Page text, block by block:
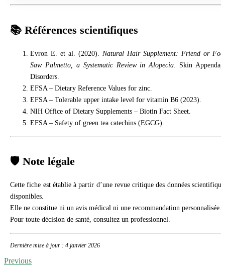
📚 Références scientifiques
Evron E. et al. (2020). Natural Hair Supplement: Friend or
Saw Palmetto, a Systematic Review in Alopecia . Skin
Disorders.
EFSA – Dietary Reference Values for zinc.
EFSA – Tolerable upper intake level for vitamin B6 (2023).
NIH Office of Dietary Supplements – Biotin Fact Sheet.
EFSA – Safety of green tea catechins (EGCG).
🛡️ Note légale
Cette fiche est établie à partir d’une revue critique des données
disponibles.
Elle ne constitue ni un avis médical ni une recommandation personnalisée.
Pour toute décision de santé, consultez un professionnel.
Dernière mise à jour : 4 janvier 2026
Previous